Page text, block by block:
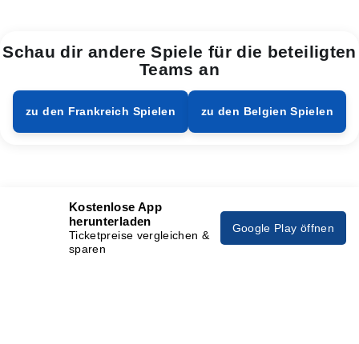
Schau dir andere Spiele für die beteiligten
Teams an
zu den Frankreich Spielen zu den Belgien Spielen
Kostenlose App
herunterladen
Ticketpreise vergleichen &
sparen
Google Play öffnen